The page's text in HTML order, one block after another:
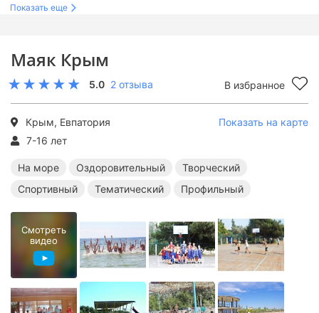
Маяк Крым
5.0 2 отзыва В избранное
Крым, Евпатория
Показать на карте
7-16 лет
На море Оздоровительный
Творческий
Спортивный
Тематический Профильный
Смотреть
видео
Лагеря на Черном море
Тематические лагеря в Крыму
Оздоровительные лагеря на море
Тематические лагеря на море
Показать еще